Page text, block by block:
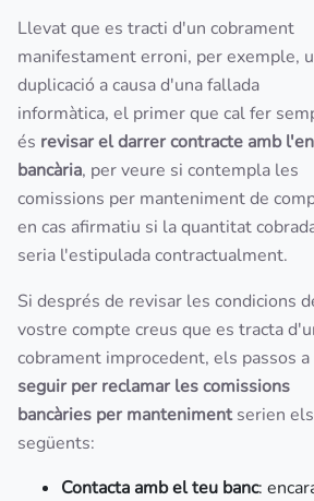
Llevat que es tracti d'un cobrament
manifestament erroni, per exemple,
duplicació a causa d'una fallada
informàtica, el primer que cal fer
és revisar el darrer contracte amb
bancària, per veure si contempla les
comissions per manteniment de
en cas afirmatiu si la quantitat
seria l'estipulada contractualment.
Si després de revisar les condicions
vostre compte creus que es tracta
cobrament improcedent, els passos a
seguir per reclamar les comissions
bancàries per mantenimentserien els
següents:
Contacta amb el teu banc: